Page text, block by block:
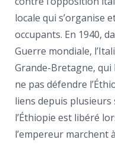
locale qui s’organise
occupants. En 1940,
Guerre mondiale,
Grande-Bretagne, qui
ne pas défendre
liens depuis plusieurs
l’Éthiopie est libéré
l’empereur marchent